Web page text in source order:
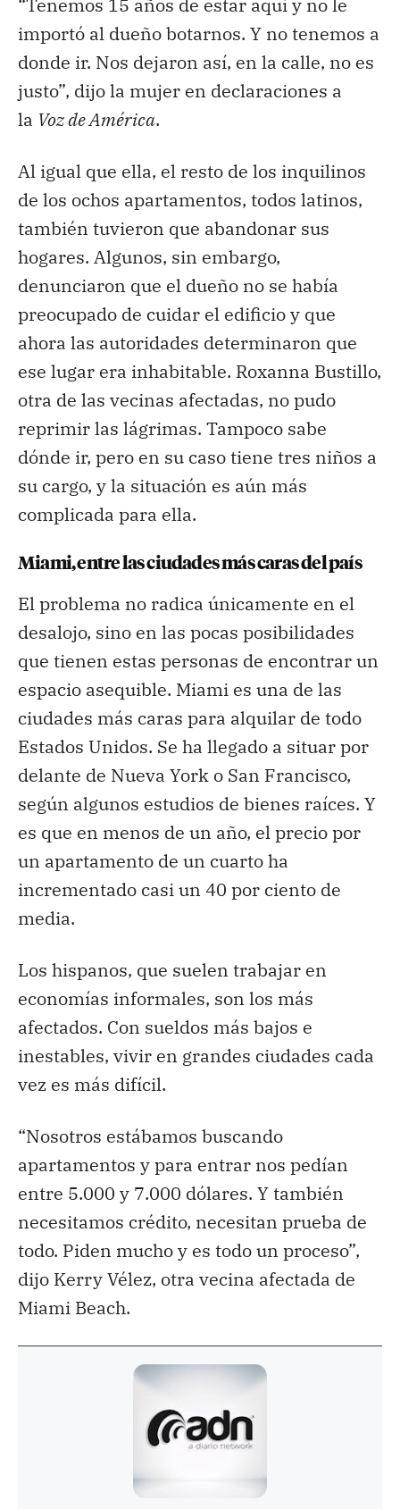
importó al dueño botarnos. Y no tenemos a
donde ir. Nos dejaron así, en la calle, no es
justo”, dijo la mujer en declaraciones a
la Voz de América.
Al igual que ella, el resto de los inquilinos
de los ochos apartamentos, todos latinos,
también tuvieron que abandonar sus
hogares. Algunos, sin embargo,
denunciaron que el dueño no se había
preocupado de cuidar el edificio y que
ahora las autoridades determinaron que
ese lugar era inhabitable. Roxanna Bustillo,
otra de las vecinas afectadas, no pudo
reprimir las lágrimas. Tampoco sabe
dónde ir, pero en su caso tiene tres niños a
su cargo, y la situación es aún más
complicada para ella.
Miami, entre las ciudades más caras del país
El problema no radica únicamente en el
desalojo, sino en las pocas posibilidades
que tienen estas personas de encontrar un
espacio asequible. Miami es una de las
ciudades más caras para alquilar de todo
Estados Unidos. Se ha llegado a situar por
delante de Nueva York o San Francisco,
según algunos estudios de bienes raíces. Y
es que en menos de un año, el precio por
un apartamento de un cuarto ha
incrementado casi un 40 por ciento de
media.
Los hispanos, que suelen trabajar en
economías informales, son los más
afectados. Con sueldos más bajos e
inestables, vivir en grandes ciudades cada
vez es más difícil.
“Nosotros estábamos buscando
apartamentos y para entrar nos pedían
entre 5.000 y 7.000 dólares. Y también
necesitamos crédito, necesitan prueba de
todo. Piden mucho y es todo un proceso”,
dijo Kerry Vélez, otra vecina afectada de
Miami Beach.